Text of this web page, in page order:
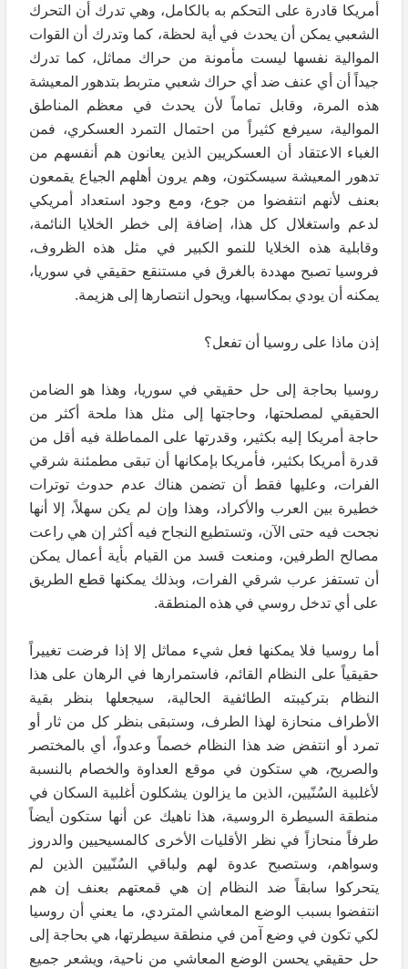
أمريكا قادرة على التحكم به بالكامل، وهي تدرك أن التحرك
الشعبي يمكن أن يحدث في أية لحظة، كما وتدرك أن القوات
الموالية نفسها ليست مأمونة من حراك مماثل، كما تدرك
جيداً أن أي عنف ضد أي حراك شعبي متربط بتدهور المعيشة
هذه المرة، وقابل تماماً لأن يحدث في معظم المناطق
الموالية، سيرفع كثيراً من احتمال التمرد العسكري، فمن
الغباء الاعتقاد أن العسكريين الذين يعانون هم أنفسهم من
تدهور المعيشة سيسكتون، وهم يرون أهلهم الجياع يقمعون
بعنف لأنهم انتفضوا من جوع، ومع وجود استعداد أمريكي
لدعم واستغلال كل هذا، إضافة إلى خطر الخلايا النائمة،
وقابلية هذه الخلايا للنمو الكبير في مثل هذه الظروف،
فروسيا تصبح مهددة بالغرق في مستنقع حقيقي في سوريا،
يمكنه أن يودي بمكاسبها، ويحول انتصارها إلى هزيمة.
إذن ماذا على روسيا أن تفعل؟
روسيا بحاجة إلى حل حقيقي في سوريا، وهذا هو الضامن
الحقيقي لمصلحتها، وحاجتها إلى مثل هذا ملحة أكثر من
حاجة أمريكا إليه بكثير، وقدرتها على المماطلة فيه أقل من
قدرة أمريكا بكثير، فأمريكا بإمكانها أن تبقى مطمئنة شرقي
الفرات، وعليها فقط أن تضمن هناك عدم حدوث توترات
خطيرة بين العرب والأكراد، وهذا وإن لم يكن سهلاً، إلا أنها
نجحت فيه حتى الآن، وتستطيع النجاح فيه أكثر إن هي راعت
مصالح الطرفين، ومنعت قسد من القيام بأية أعمال يمكن
أن تستفز عرب شرقي الفرات، وبذلك يمكنها قطع الطريق
على أي تدخل روسي في هذه المنطقة.
أما روسيا فلا يمكنها فعل شيء مماثل إلا إذا فرضت تغييراً
حقيقياً على النظام القائم، فاستمرارها في الرهان على هذا
النظام بتركيبته الطائفية الحالية، سيجعلها بنظر بقية
الأطراف منحازة لهذا الطرف، وستبقى بنظر كل من ثار أو
تمرد أو انتفض ضد هذا النظام خصماً وعدواً، أي بالمختصر
والصريح، هي ستكون في موقع العداوة والخصام بالنسبة
لأغلبية السُنّيين، الذين ما يزالون يشكلون أغلبية السكان في
منطقة السيطرة الروسية، هذا ناهيك عن أنها ستكون أيضاً
طرفاً منحازاً في نظر الأقليات الأخرى كالمسيحيين والدروز
وسواهم، وستصبح عدوة لهم ولباقي السُنّيين الذين لم
يتحركوا سابقاً ضد النظام إن هي قمعتهم بعنف إن هم
انتفضوا بسبب الوضع المعاشي المتردي، ما يعني أن روسيا
لكي تكون في وضع آمن في منطقة سيطرتها، هي بحاجة إلى
حل حقيقي يحسن الوضع المعاشي من ناحية، ويشعر جميع